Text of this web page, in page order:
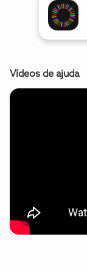
Vídeos de ajuda